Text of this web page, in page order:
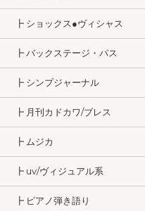
┣ ショックス●ヴィシャス
┣ バックステージ・パス
┣ シンプジャーナル
┣ 月刊カドカワ/ブレス
┣ ムジカ
┣ uv/ヴィジュアル系
┣ ピアノ弾き語り